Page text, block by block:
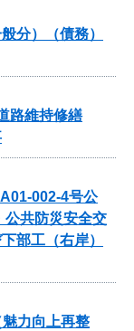
分）（債務）
路維持修繕
002-4号公
公共防災安全交
部工（右岸）
力向上再整